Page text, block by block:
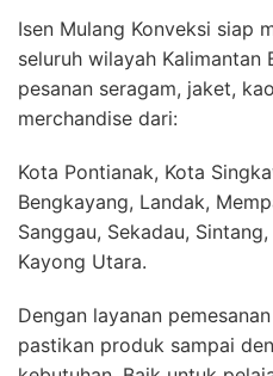
Isen Mulang Konveksi siap
seluruh wilayah Kalimantan
pesanan seragam, jaket,
merchandise dari:
Kota Pontianak, Kota
Bengkayang, Landak,
Sanggau, Sekadau,
Kayong Utara.
Dengan layanan
pastikan produk sampai